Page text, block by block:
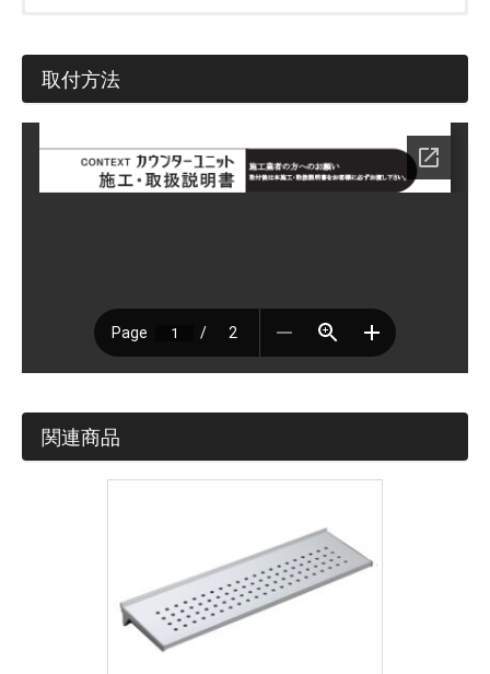
が表示されていない場合は見積依頼をお願いします。
※下記フォームは簡単なご質問にお使い下さい。
会員の方はこちらからでも見積依頼可能です。カウンターな
メールアドレス (必須)
メッセージ本文
取付方法
関連商品